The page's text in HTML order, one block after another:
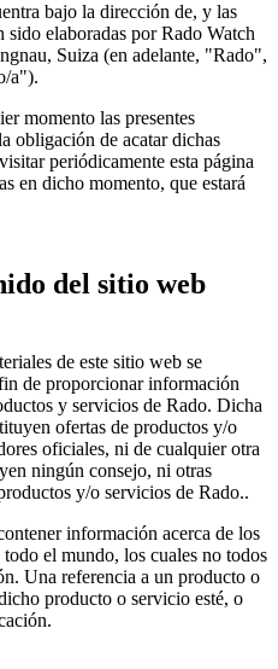
bajo la dirección de, y las
sido elaboradas por Rado Watch
Suiza (en adelante, "Rado",
a").
momento las presentes
obligación de acatar dichas
periódicamente esta página
en dicho momento, que estará
del sitio web
de este sitio web se
de proporcionar información
y servicios de Rado. Dicha
ofertas de productos y/o
oficiales, ni de cualquier otra
ningún consejo, ni otras
y/o servicios de Rado..
información acerca de los
el mundo, los cuales no todos
Una referencia a un producto o
producto o servicio esté, o